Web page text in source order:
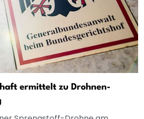
ermittelt zu Drohnen-